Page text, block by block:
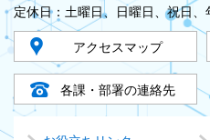
定休日：土曜日、日曜日、祝日、
アクセスマップ
各課・部署の連絡先